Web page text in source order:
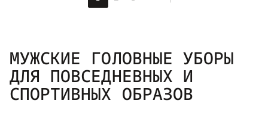
МУЖСКИЕ ГОЛОВНЫЕ УБОРЫ
ДЛЯ ПОВСЕДНЕВНЫХ И
СПОРТИВНЫХ ОБРАЗОВ